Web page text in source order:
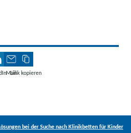
MailLink kopieren
bei der Suche nach Klinikbetten für Kinder